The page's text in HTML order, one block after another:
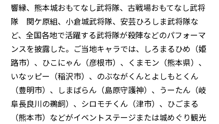
響縁、熊本城おもてなし武将隊、古戦場おもてなし武将
隊 関ケ原組、小倉城武将隊、安芸ひろしま武将隊な
ど、全国各地で活躍する武将隊が殺陣などのパフォーマ
ンスを披露した。ご当地キャラでは、しろまるひめ（姫
路市）、ひこにゃん（彦根市）、くまモン（熊本県）、
いなッピー（稲沢市）、のぶながくんとよしもとくん
（豊明市）、しまばらん（島原守護神）、うーたん（岐
阜長良川の鵜飼）、シロモチくん（津市）、ひごまる
（熊本市）などがイベントステージまたは城めぐり観光